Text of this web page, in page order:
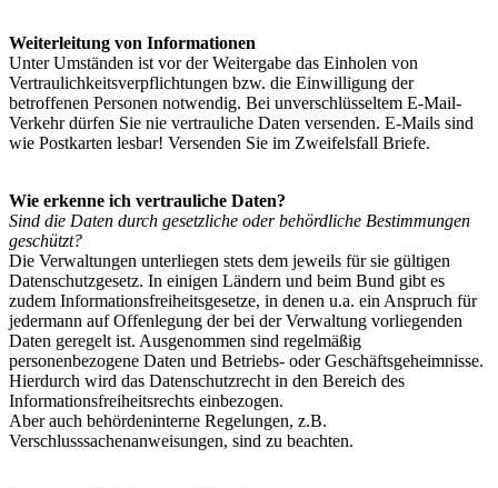
Weiterleitung von Informationen
Unter Umständen ist vor der Weitergabe das Einholen von
Vertraulichkeitsverpflichtungen bzw. die Einwilligung der
betroffenen Personen notwendig. Bei unverschlüsseltem E-Mail-
Verkehr dürfen Sie nie vertrauliche Daten versenden. E-Mails sind
wie Postkarten lesbar! Versenden Sie im Zweifelsfall Briefe.
Wie erkenne ich vertrauliche Daten?
Sind die Daten durch gesetzliche oder behördliche Bestimmungen
geschützt?
Die Verwaltungen unterliegen stets dem jeweils für sie gültigen
Datenschutzgesetz. In einigen Ländern und beim Bund gibt es
zudem Informationsfreiheitsgesetze, in denen u.a. ein Anspruch für
jedermann auf Offenlegung der bei der Verwaltung vorliegenden
Daten geregelt ist. Ausgenommen sind regelmäßig
personenbezogene Daten und Betriebs- oder Geschäftsgeheimnisse.
Hierdurch wird das Datenschutzrecht in den Bereich des
Informationsfreiheitsrechts einbezogen.
Aber auch behördeninterne Regelungen, z.B.
Verschlusssachenanweisungen, sind zu beachten.